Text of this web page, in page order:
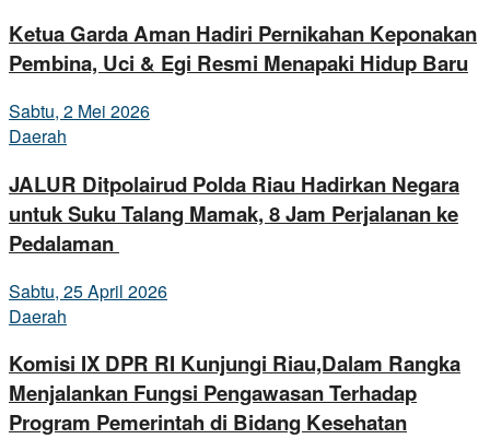
Ketua Garda Aman Hadiri Pernikahan Keponakan
Pembina, Uci & Egi Resmi Menapaki Hidup Baru
Sabtu, 2 Mei 2026
Daerah
JALUR Ditpolairud Polda Riau Hadirkan Negara
untuk Suku Talang Mamak, 8 Jam Perjalanan ke
Pedalaman
Sabtu, 25 April 2026
Daerah
Komisi IX DPR RI Kunjungi Riau,Dalam Rangka
Menjalankan Fungsi Pengawasan Terhadap
Program Pemerintah di Bidang Kesehatan